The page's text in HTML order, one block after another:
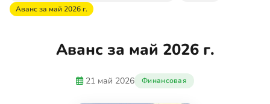
Аванс за май 2026 г.
Аванс за май 2026 г.
21 май 2026 Финансовая